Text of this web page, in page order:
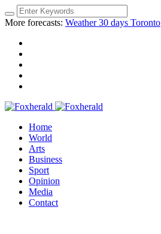
More forecasts: Weather 30 days Toronto
Home
World
Arts
Business
Sport
Opinion
Media
Contact